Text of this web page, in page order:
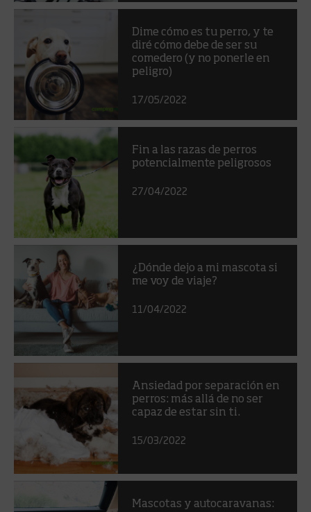
Dime cómo es tu perro, y te
diré cómo debe de ser su
comedero (y no ponerle en
peligro)
17/05/2022
Fin a las razas de perros
potencialmente peligrosos
27/04/2022
¿Dónde dejo a mi mascota si
me voy de viaje?
11/04/2022
Ansiedad por separación en
perros: más allá de no ser
capaz de estar sin ti.
15/03/2022
Mascotas y autocaravanas: